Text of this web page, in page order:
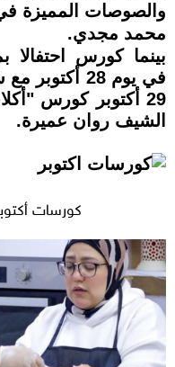
محمد مجدي.
بينما كورس احتفالا
في يوم 28
29 أكتوبر كورس
الشيف روان عميرة.
كورسات